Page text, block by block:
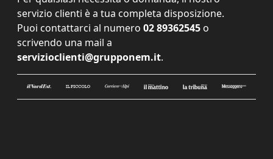
servizio clienti è a tua completa disposizione.
Puoi contattarci al numero 02 89362545 o
scrivendo una mail a
servizioclienti@grupponem.it.